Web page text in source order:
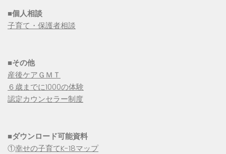
■個人相談
子育て・保護者相談
■その他
産後ケアＧＭＴ
６歳までに1000の体験
認定カウンセラー制度
■ダウンロード可能資料
①幸せの子育てK-18マップ